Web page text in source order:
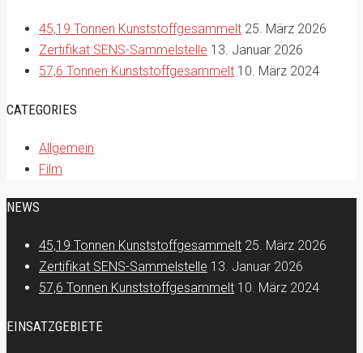
45,19 Tonnen Kunststoffgesammelt 25. März 2026
Zertifikat SENS-Sammelstelle 13. Januar 2026
57,6 Tonnen Kunststoffgesammelt 10. März 2024
CATEGORIES
Allgemein
Film
NEWS
45,19 Tonnen Kunststoffgesammelt 25. März 2026
Zertifikat SENS-Sammelstelle 13. Januar 2026
57,6 Tonnen Kunststoffgesammelt 10. März 2024
EINSATZGEBIETE